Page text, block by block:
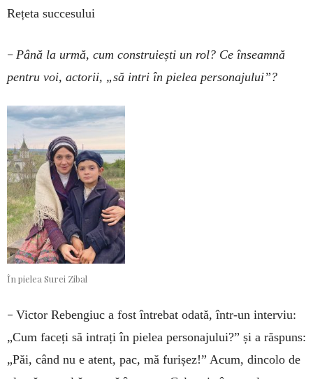
Rețeta succesului
– Până la urmă, cum construiești un rol? Ce înseamnă
pentru voi, actorii, „să intri în pielea personajului”?
În pielea Surei Zibal
– Victor Rebengiuc a fost întrebat odată, într-un interviu:
„Cum faceți să intrați în pielea personajului?” și a răspuns:
„Păi, când nu e atent, pac, mă furișez!” Acum, dincolo de